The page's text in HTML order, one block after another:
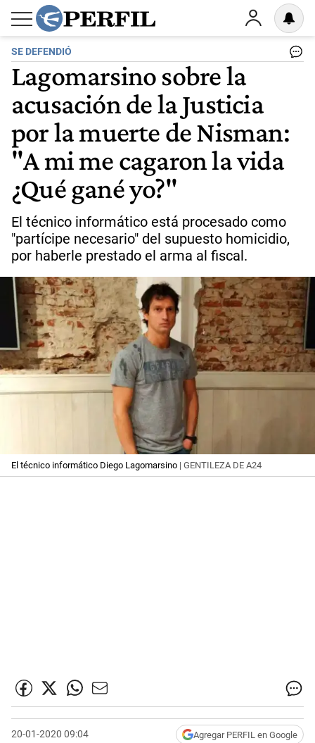
SE DEFENDIÓ
Lagomarsino sobre la
acusación de la Justicia
por la muerte de Nisman:
"A mi me cagaron la vida
¿Qué gané yo?"
El técnico informático está procesado como
"partícipe necesario" del supuesto homicidio,
por haberle prestado el arma al fiscal.
El técnico informático Diego Lagomarsino | GENTILEZA DE A24
20-01-2020 09:04 Agregar PERFIL en Google